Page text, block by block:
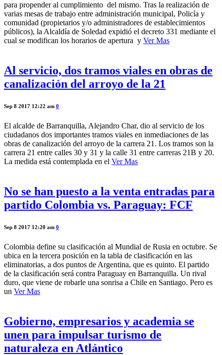
para propender al cumplimiento del mismo. Tras la realización de
varias mesas de trabajo entre administración municipal, Policía y
comunidad (propietarios y/o administradores de establecimientos
públicos), la Alcaldía de Soledad expidió el decreto 331 mediante el
cual se modifican los horarios de apertura y Ver Mas
Al servicio, dos tramos viales en obras de
canalización del arroyo de la 21
Sep 8 2017 12:22 am 0
El alcalde de Barranquilla, Alejandro Char, dio al servicio de los
ciudadanos dos importantes tramos viales en inmediaciones de las
obras de canalización del arroyo de la carrera 21. Los tramos son la
carrera 21 entre calles 30 y 31 y la calle 31 entre carreras 21B y 20.
La medida está contemplada en el Ver Mas
No se han puesto a la venta entradas para
partido Colombia vs. Paraguay: FCF
Sep 8 2017 12:20 am 0
Colombia define su clasificación al Mundial de Rusia en octubre. Se
ubica en la tercera posición en la tabla de clasificación en las
eliminatorias, a dos puntos de Argentina, que es quinto. El partido
de la clasificación será contra Paraguay en Barranquilla. Un rival
duro, que viene de robarle una sonrisa a Chile en Santiago. Pero es
un Ver Mas
Gobierno, empresarios y academia se
unen para impulsar turismo de
naturaleza en Atlántico